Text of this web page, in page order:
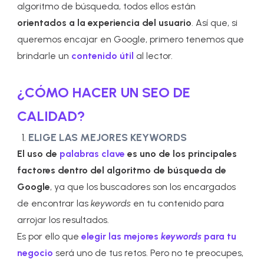
algoritmo de búsqueda, todos ellos están
orientados a la experiencia del usuario. Así que, si
queremos encajar en Google, primero tenemos que
brindarle un contenido útil al lector.
¿CÓMO HACER UN SEO DE
CALIDAD?
ELIGE LAS MEJORES KEYWORDS
El uso de palabras clave es uno de los principales
factores dentro del algoritmo de búsqueda de
Google, ya que los buscadores son los encargados
de encontrar laskeywords en tu contenido para
arrojar los resultados.
Es por ello queelegir las mejores keywords para tu
negocio será uno de tus retos. Pero no te preocupes,